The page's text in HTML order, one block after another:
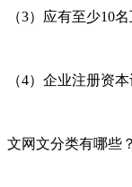
（3）应有至少10
（4）企业注册资
文网文分类有哪些